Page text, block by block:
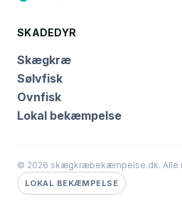
SKADEDYR
Skægkræ
Sølvfisk
Ovnfisk
Lokal bekæmpelse
© 2026 skægkræbekæmpelse.dk. Alle
LOKAL BEKÆMPELSE